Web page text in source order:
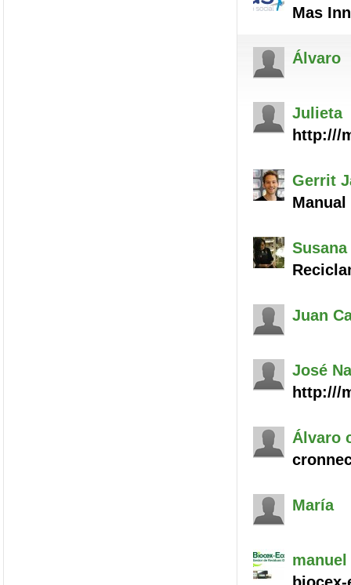
Mas
Álvaro
Julieta
http:///
Gerrit
Juan
José
http:///
Álvaro
María
manuel